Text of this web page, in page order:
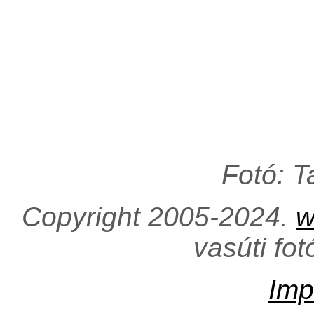
Fotó:
Copyright 2005-2024.
vasúti